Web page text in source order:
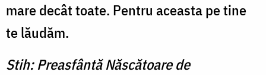
mare decât toate. Pentru aceasta pe tine
te lăudăm.
Stih: Preasfântă Născătoare de